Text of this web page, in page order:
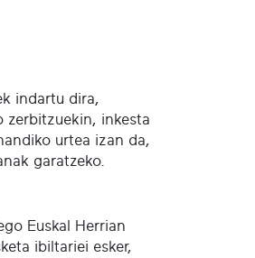
indartu dira,
zerbitzuekin, inkesta
urtea izan da,
garatzeko.
Euskal Herrian
ibiltariei esker,